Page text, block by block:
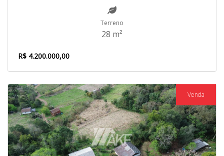
Terreno
28 m²
R$ 4.200.000,00
Venda